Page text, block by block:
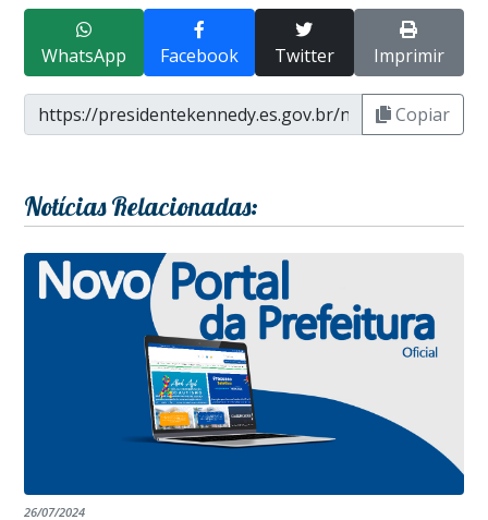
WhatsApp Facebook Twitter Imprimir
Copiar
Notícias Relacionadas:
26/07/2024